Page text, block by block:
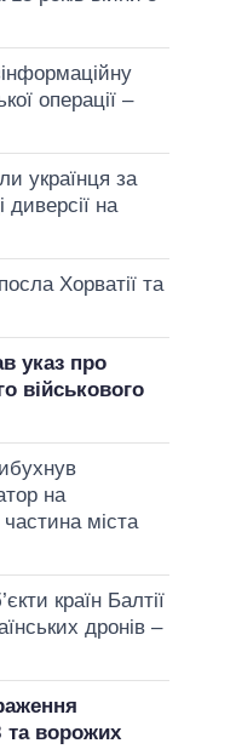
операції –
українця за
диверсії на
Хорватії та
указ про
військового
на
частина міста
країн Балтії
дронів –
та ворожих